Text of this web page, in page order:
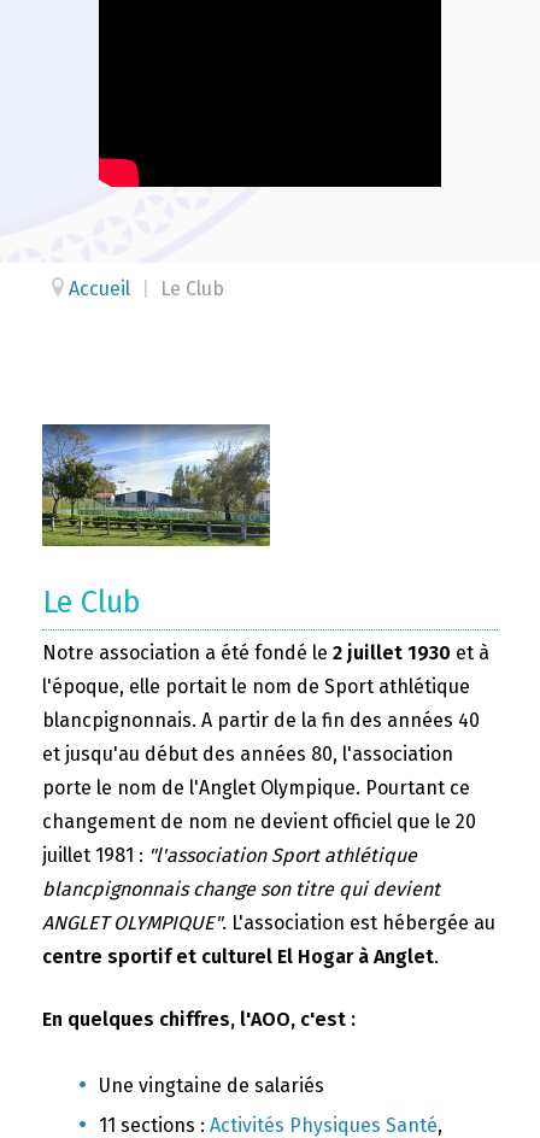
Accueil Le Club
Le Club
Notre association a été fondé le 2 juillet 1930 et à
l'époque, elle portait le nom de Sport athlétique
blancpignonnais. A partir de la fin des années 40
et jusqu'au début des années 80, l'association
porte le nom de l'Anglet Olympique. Pourtant ce
changement de nom ne devient officiel que le 20
juillet 1981 : "l'association Sport athlétique
blancpignonnais change son titre qui devient
ANGLET OLYMPIQUE". L'association est hébergée au
centre sportif et culturel El Hogar à Anglet.
En quelques chiffres, l'AOO, c'est :
Une vingtaine de salariés
11 sections : Activités Physiques Santé,